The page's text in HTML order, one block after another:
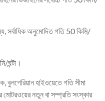
সর্বাধিক অনুমোদিত গতি 50 কিমি/
ঘন্টা।
হাইওয়েতে গতি সীমা
মোটরওয়ের নতুন বা সম্প্রতি সংস্কার